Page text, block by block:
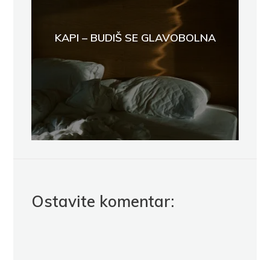
KAPI – BUDIŠ SE GLAVOBOLNA
Ostavite komentar: